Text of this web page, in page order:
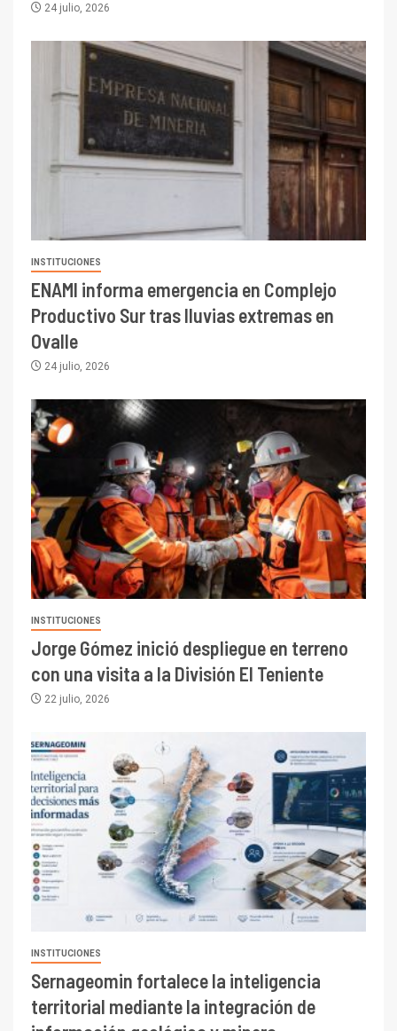
24 julio, 2026
INSTITUCIONES
ENAMI informa emergencia en Complejo
Productivo Sur tras lluvias extremas en
Ovalle
24 julio, 2026
INSTITUCIONES
Jorge Gómez inició despliegue en terreno
con una visita a la División El Teniente
22 julio, 2026
INSTITUCIONES
Sernageomin fortalece la inteligencia
territorial mediante la integración de
3 I+D
PIB minero impacta el
crecimiento regional: Banco
Central reporta resultados
dispares en el primer
trimestre
I+D
Informe bimensual de
de concentrados
I+D